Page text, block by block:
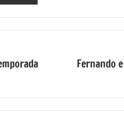
Fernando